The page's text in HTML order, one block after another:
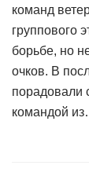
команд
группового
борьбе, но
очков. В
порадовали
командой